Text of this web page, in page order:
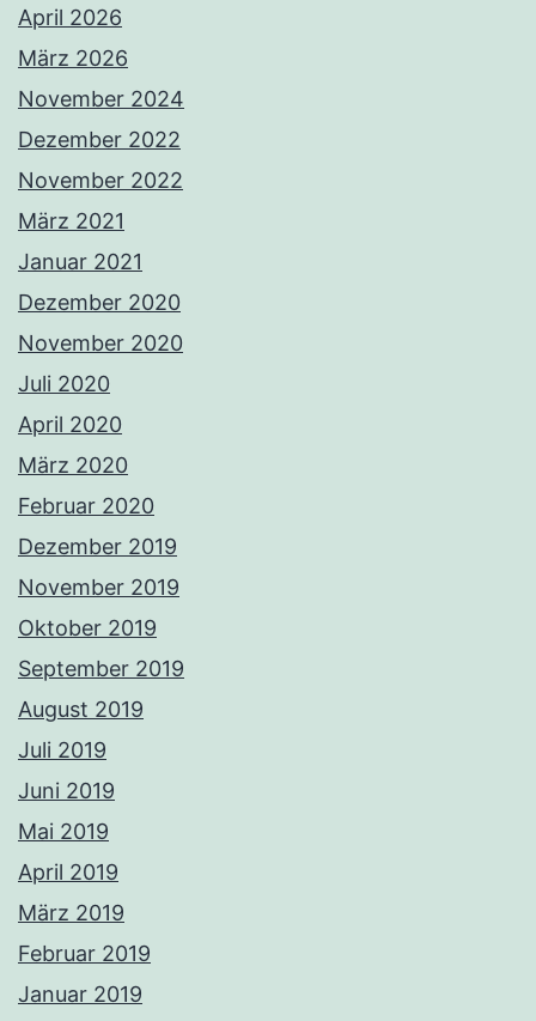
April 2026
März 2026
November 2024
Dezember 2022
November 2022
März 2021
Januar 2021
Dezember 2020
November 2020
Juli 2020
April 2020
März 2020
Februar 2020
Dezember 2019
November 2019
Oktober 2019
September 2019
August 2019
Juli 2019
Juni 2019
Mai 2019
April 2019
März 2019
Februar 2019
Januar 2019